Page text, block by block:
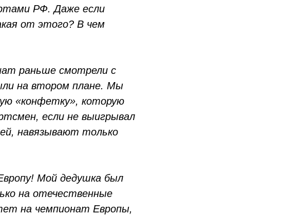
РФ. Даже если
от этого? В чем
раньше смотрели с
на втором плане. Мы
«конфетку», которую
если не выигрывал
навязывают только
Мой дедушка был
на отечественные
на чемпионат Европы,